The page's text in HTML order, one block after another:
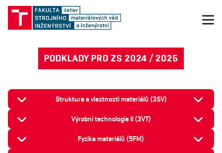
PODKLADY PRO ZS 2024 / 2025
Struktura a vlastnosti materiálů (3SV)
Výrobní technologie II (3VT)
Fyzika materiálů (5FM)